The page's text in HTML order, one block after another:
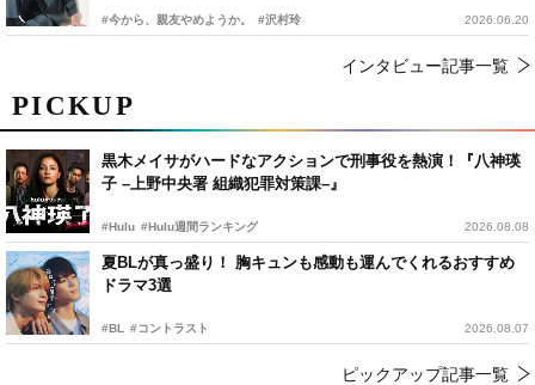
PICKUP
黒木メイサがハードなアクションで刑事役を熱演！『八神瑛
子 –上野中央署 組織犯罪対策課–』
#Hulu #Hulu週間ランキング 2026.08.08
夏BLが真っ盛り！ 胸キュンも感動も運んでくれるおすすめ
ドラマ3選
#BL #コントラスト 2026.08.07
ピックアップ記事一覧
#今から、親友やめようか。 #沢村玲 2026.06.20
インタビュー記事一覧